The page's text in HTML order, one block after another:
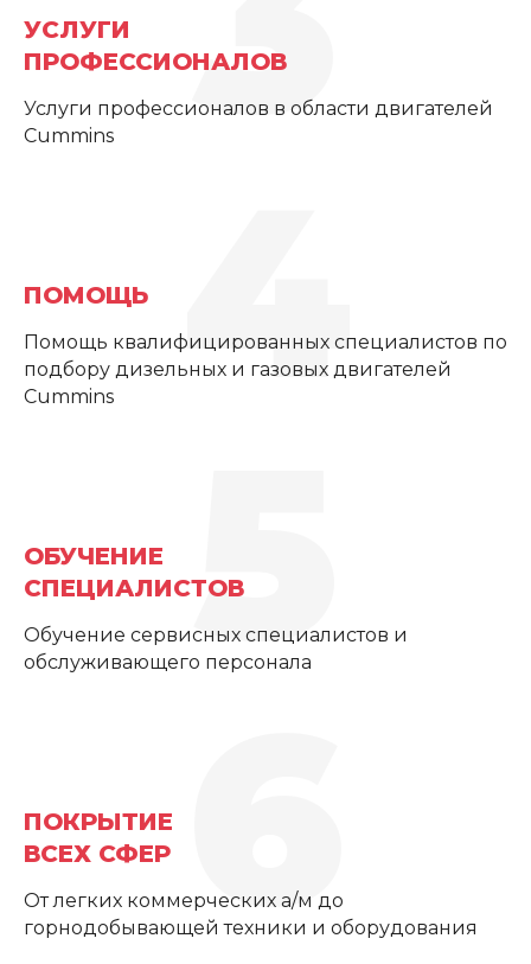
УСЛУГИ
ПРОФЕССИОНАЛОВ
Услуги профессионалов в области двигателей
Cummins
ПОМОЩЬ
Помощь квалифицированных специалистов по
подбору дизельных и газовых двигателей
Cummins
4
ОБУЧЕНИЕ
СПЕЦИАЛИСТОВ
Обучение сервисных специалистов и
обслуживающего персонала
5
ПОКРЫТИЕ
ВСЕХ СФЕР
От легких коммерческих а/м до
горнодобывающей техники и оборудования
6